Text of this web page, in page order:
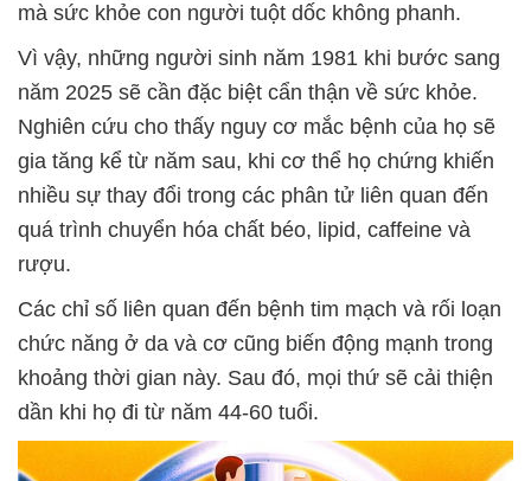
mà sức khỏe con người tuột dốc không phanh.
Vì vậy, những người sinh năm 1981 khi bước sang
năm 2025 sẽ cần đặc biệt cẩn thận về sức khỏe.
Nghiên cứu cho thấy nguy cơ mắc bệnh của họ sẽ
gia tăng kể từ năm sau, khi cơ thể họ chứng khiến
nhiều sự thay đổi trong các phân tử liên quan đến
quá trình chuyển hóa chất béo, lipid, caffeine và
rượu.
Các chỉ số liên quan đến bệnh tim mạch và rối loạn
chức năng ở da và cơ cũng biến động mạnh trong
khoảng thời gian này. Sau đó, mọi thứ sẽ cải thiện
dần khi họ đi từ năm 44-60 tuổi.